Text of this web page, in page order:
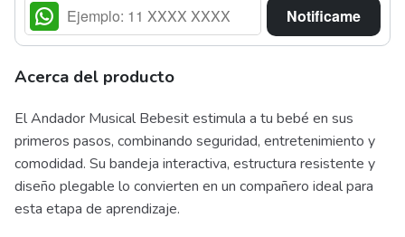
Notificame
Acerca del producto
El Andador Musical Bebesit estimula a tu bebé en sus
primeros pasos, combinando seguridad, entretenimiento y
comodidad. Su bandeja interactiva, estructura resistente y
diseño plegable lo convierten en un compañero ideal para
esta etapa de aprendizaje.